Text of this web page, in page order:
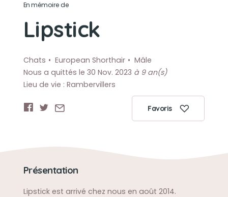
En mémoire de
Lipstick
Chats European Shorthair
Mâle
Nous a quittés le 30 Nov. 2023 à 9 an(s)
Lieu de vie : Rambervillers
Favoris
Présentation
Lipstick est arrivé chez nous en août 2014.